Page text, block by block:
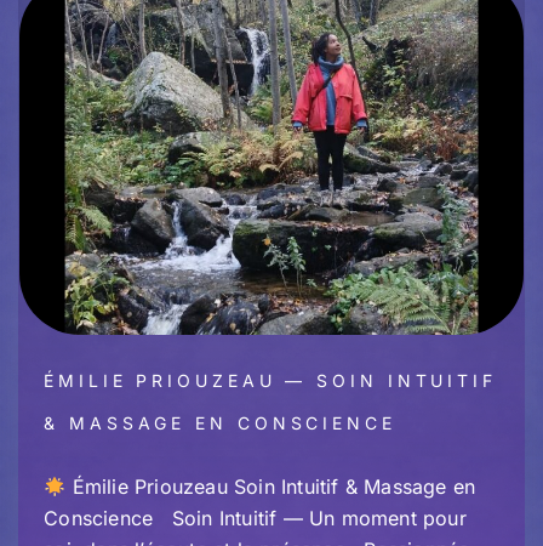
ÉMILIE PRIOUZEAU — SOIN INTUITIF
& MASSAGE EN CONSCIENCE
Émilie Priouzeau Soin Intuitif & Massage en
Conscience Soin Intuitif — Un moment pour